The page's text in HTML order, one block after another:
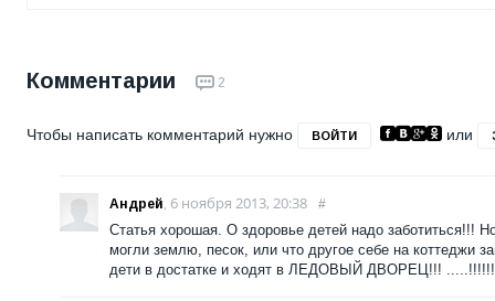
Комментарии 2
Чтобы написать комментарий нужно ВОЙТИ или
Андрей, 6 ноября 2013, 20:38 #
Статья хорошая. О здоровье детей надо
могли землю, песок, или что другое себе на коттеджи
дети в достатке и ходят в ЛЕДОВЫЙ ДВОРЕЦ!!!